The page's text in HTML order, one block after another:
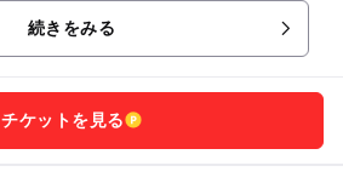
続きをみる
チケットを見る